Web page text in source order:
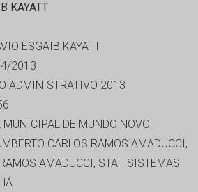
KAYATT
ESGAIB KAYATT
2013
ADMINISTRATIVO 2013
MUNICIPAL DE MUNDO NOVO
CARLOS RAMOS AMADUCCI,
AMADUCCI, STAF SISTEMAS